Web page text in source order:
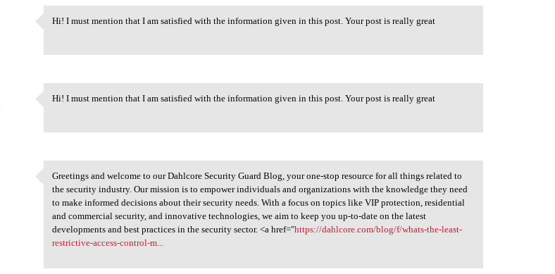
Hi! I must mention that I am satisfied with the information given in this post. Your post is really great
Hi! I must mention that I am satisfied with the information given in this post. Your post is really great
Greetings and welcome to our
Greetings and welcome to our Dahlcore Security Guard Blog, your one-stop resource for all things related to
the security industry. Our mission is to empower individuals and organizations with the knowledge they need
to make informed decisions about their security needs. With a focus on topics like VIP protection, residential
and commercial security, and innovative technologies, we aim to keep you up-to-date on the latest
developments and best practices in the security sector. <a href="https://dahlcore.com/blog/f/whats-the-least-
restrictive-access-control-m...